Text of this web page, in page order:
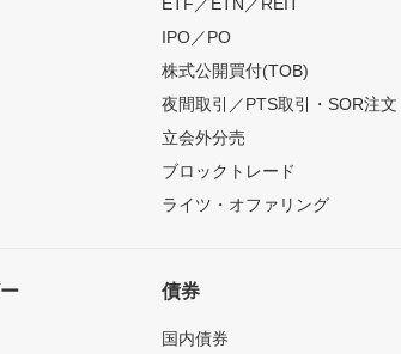
IPO／PO
株式公開買付(TOB)
夜間取引／PTS取引・SOR注文
立会外分売
ブロックトレード
ライツ・オファリング
債券
国内債券